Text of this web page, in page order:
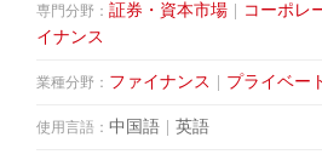
専門分野： 証券・資本市場 コーポレ
イナンス
業種分野： ファイナンス プライベー
使用言語： 中国語 英語